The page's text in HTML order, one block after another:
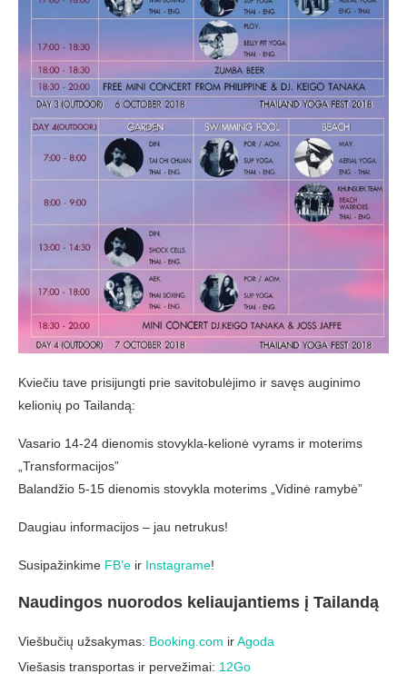
Kviečiu tave prisijungti prie savitobulėjimo ir savęs auginimo
kelionių po Tailandą:
Vasario 14-24 dienomis stovykla-kelionė vyrams ir moterims
„Transformacijos”
Balandžio 5-15 dienomis stovykla moterims „Vidinė ramybė”
Daugiau informacijos – jau netrukus!
Susipažinkime FB’e ir Instagrame!
Naudingos nuorodos keliaujantiems į Tailandą
Viešbučių užsakymas: Booking.com irAgoda
Viešasis transportas ir pervežimai: 12Go